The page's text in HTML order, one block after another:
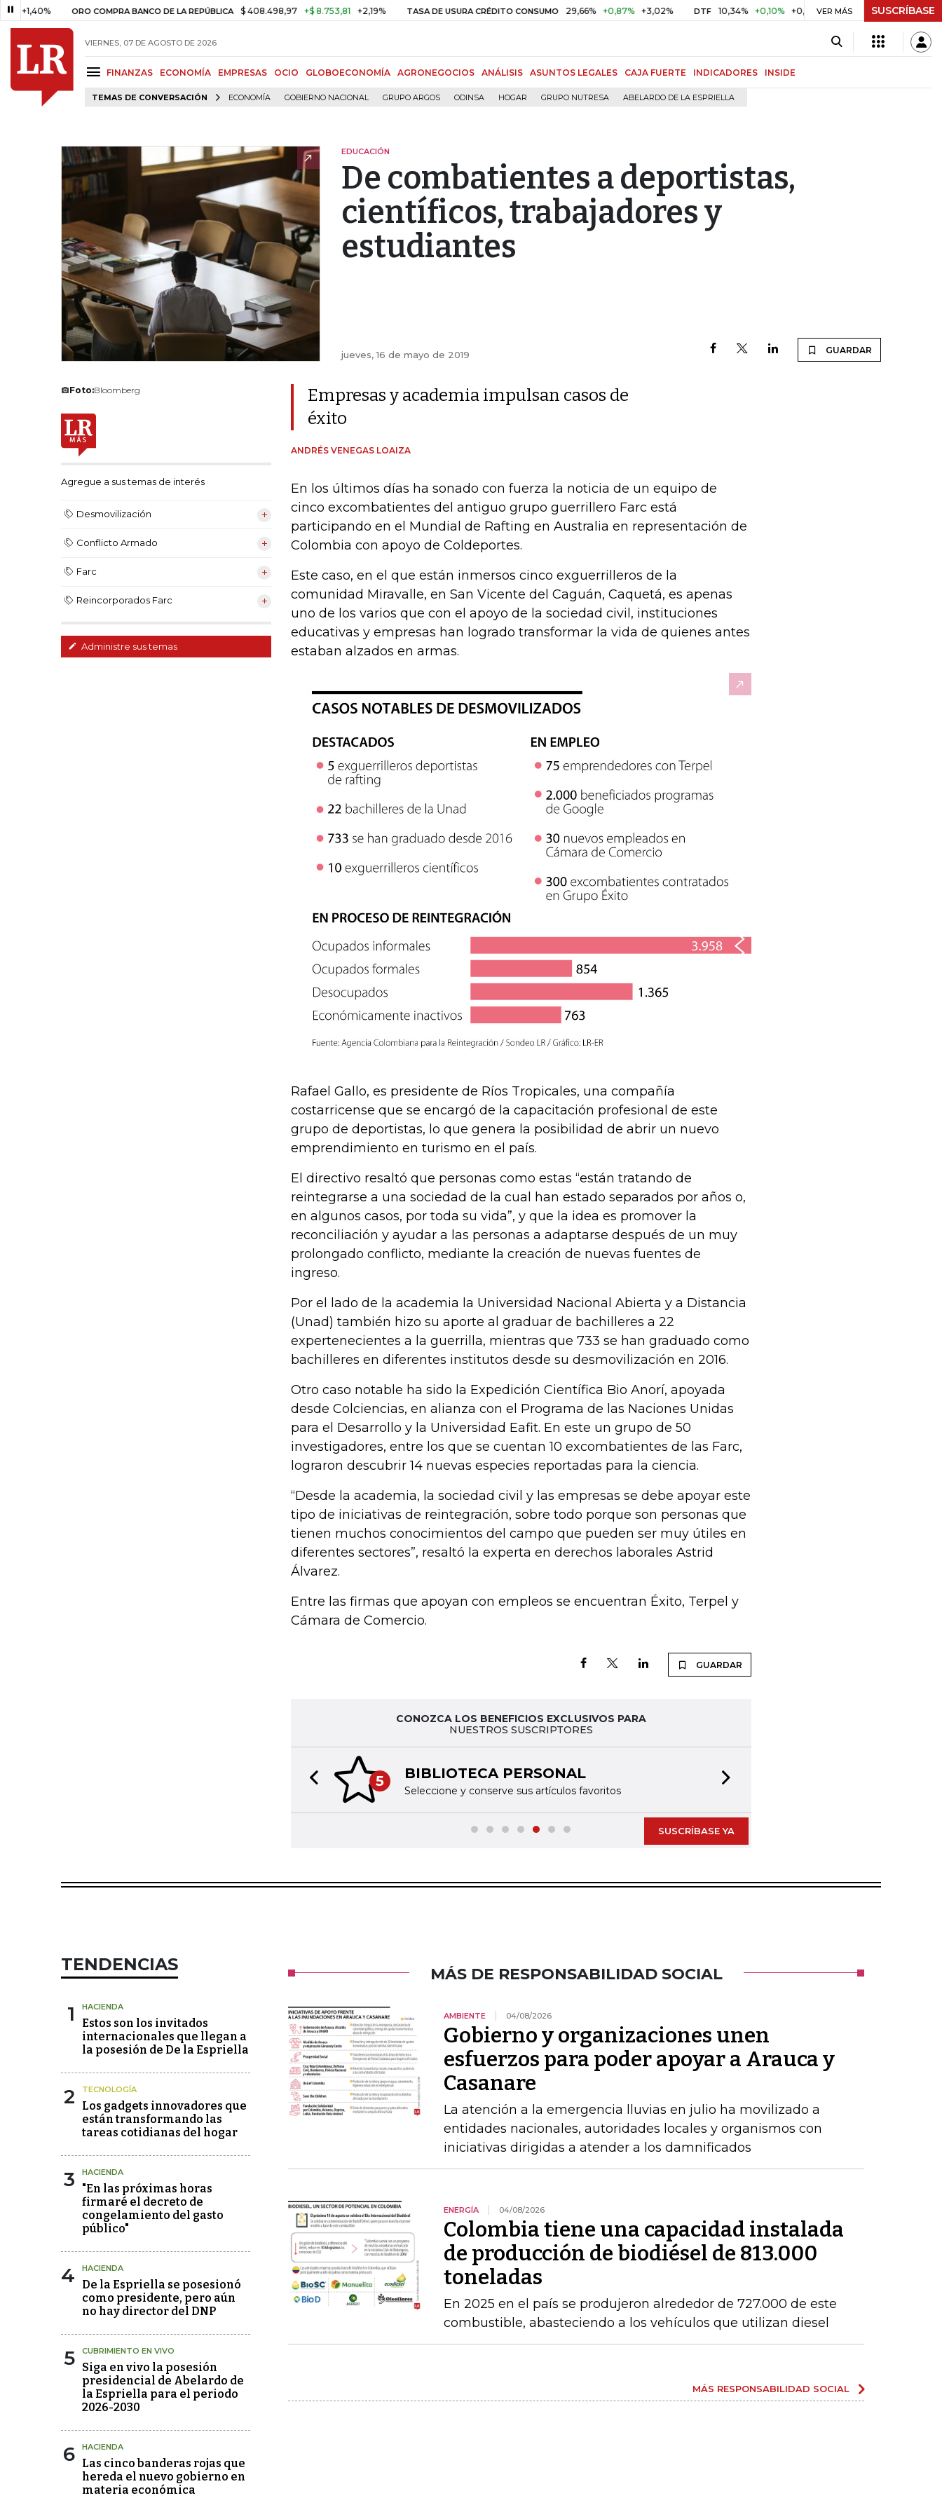
ORO COMPRA BANCO DE LA REPÚBLICA $ 408.498,97 +$ 8.753,81 +2,19% TASA DE USURA CRÉDITO CONSUMO 29,66% +0,87% +3,02% DTF 10,34% +0,10% +0,98% UVR $ 416,91 +$ 0,05 +0,01%
VER MÁS SUSCRÍBASE
VIERNES, 07 DE AGOSTO DE 2026
FINANZAS ECONOMÍA EMPRESAS OCIO GLOBOECONOMÍA AGRONEGOCIOS ANÁLISIS ASUNTOS LEGALES CAJA FUERTE INDICADORES INSIDE
TEMAS DE CONVERSACIÓN ECONOMÍA GOBIERNO NACIONAL GRUPO ARGOS ODINSA HOGAR GRUPO NUTRESA ABELARDO DE LA ESPRIELLA
EDUCACIÓN
De combatientes a deportistas,
científicos, trabajadores y
estudiantes
jueves, 16 de mayo de 2019 GUARDAR
Foto:Bloomberg
Agregue a sus temas de interés
Desmovilización
Conflicto Armado
Farc
Reincorporados Farc
Administre sus temas
Empresas y academia impulsan casos de
éxito
ANDRÉS VENEGAS LOAIZA
En los últimos días ha sonado con fuerza la noticia de un equipo de
cinco excombatientes del antiguo grupo guerrillero Farc está
participando en el Mundial de Rafting en Australia en representación de
Colombia con apoyo de Coldeportes.
Este caso, en el que están inmersos cinco exguerrilleros de la
comunidad Miravalle, en San Vicente del Caguán, Caquetá, es apenas
uno de los varios que con el apoyo de la sociedad civil, instituciones
educativas y empresas han logrado transformar la vida de quienes antes
estaban alzados en armas.
Rafael Gallo, es presidente de Ríos Tropicales, una compañía
costarricense que se encargó de la capacitación profesional de este
grupo de deportistas, lo que genera la posibilidad de abrir un nuevo
emprendimiento en turismo en el país.
El directivo resaltó que personas como estas “están tratando de
reintegrarse a una sociedad de la cual han estado separados por años o,
en algunos casos, por toda su vida”, y que la idea es promover la
reconciliación y ayudar a las personas a adaptarse después de un muy
prolongado conflicto, mediante la creación de nuevas fuentes de
ingreso.
Por el lado de la academia la Universidad Nacional Abierta y a Distancia
(Unad) también hizo su aporte al graduar de bachilleres a 22
expertenecientes a la guerrilla, mientras que 733 se han graduado como
bachilleres en diferentes institutos desde su desmovilización en 2016.
Otro caso notable ha sido la Expedición Científica Bio Anorí, apoyada
desde Colciencias, en alianza con el Programa de las Naciones Unidas
para el Desarrollo y la Universidad Eafit. En este un grupo de 50
investigadores, entre los que se cuentan 10 excombatientes de las Farc,
lograron descubrir 14 nuevas especies reportadas para la ciencia.
“Desde la academia, la sociedad civil y las empresas se debe apoyar este
tipo de iniciativas de reintegración, sobre todo porque son personas que
tienen muchos conocimientos del campo que pueden ser muy útiles en
diferentes sectores”, resaltó la experta en derechos laborales Astrid
Álvarez.
Entre las firmas que apoyan con empleos se encuentran Éxito, Terpel y
Cámara de Comercio.
GUARDAR
CONOZCA LOS BENEFICIOS EXCLUSIVOS PARA
NUESTROS SUSCRIPTORES
5 BIBLIOTECA PERSONAL
Seleccione y conserve sus artículos favoritos
Previous slide
SUSCRÍBASE YA
TENDENCIAS
1 HACIENDA
Estos son los invitados
internacionales que llegan a
la posesión de De la Espriella
2 TECNOLOGÍA
Los gadgets innovadores que
están transformando las
tareas cotidianas del hogar
3 HACIENDA
"En las próximas horas
firmaré el decreto de
congelamiento del gasto
público"
4 HACIENDA
De la Espriella se posesionó
como presidente, pero aún
no hay director del DNP
5 CUBRIMIENTO EN VIVO
Siga en vivo la posesión
presidencial de Abelardo de
la Espriella para el periodo
2026-2030
6 HACIENDA
Las cinco banderas rojas que
hereda el nuevo gobierno en
materia económica
MÁS DE RESPONSABILIDAD SOCIAL
AMBIENTE 04/08/2026
Gobierno y organizaciones unen
esfuerzos para poder apoyar a Arauca y
Casanare
La atención a la emergencia lluvias en julio ha movilizado a
entidades nacionales, autoridades locales y organismos con
iniciativas dirigidas a atender a los damnificados
ENERGÍA 04/08/2026
Colombia tiene una capacidad instalada
de producción de biodiésel de 813.000
toneladas
En 2025 en el país se produjeron alrededor de 727.000 de este
combustible, abasteciendo a los vehículos que utilizan diesel
MÁS RESPONSABILIDAD SOCIAL